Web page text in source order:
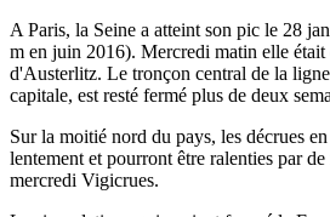
A Paris, la Seine a atteint son pic le 28
m en juin 2016). Mercredi matin elle était
d'Austerlitz. Le tronçon central de la
capitale, est resté fermé plus de deux
Sur la moitié nord du pays, les décrues
lentement et pourront être ralenties par
mercredi Vigicrues.